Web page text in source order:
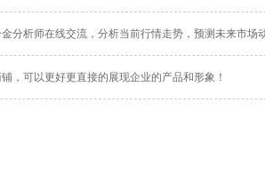
分析师在线交流，分析当前行情走势，预测未来市场
，可以更好更直接的展现企业的产品和形象！